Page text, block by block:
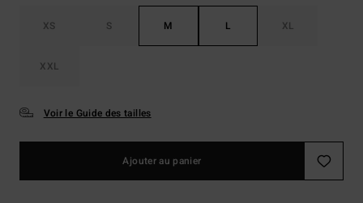
XS S M L XL
XXL
Voir le Guide des tailles
Ajouter au panier